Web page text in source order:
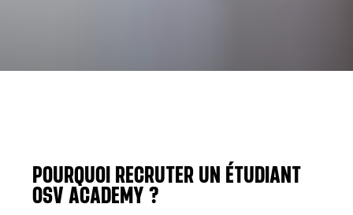
POURQUOI RECRUTER UN ÉTUDIANT
OSV ACADEMY ?